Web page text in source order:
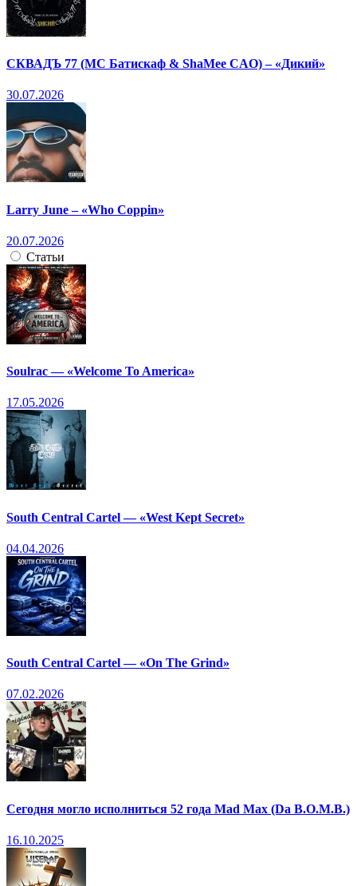
СКВАДЪ 77 (МС Батискаф & ShaMee CAO) – «Дикий»
30.07.2026
Larry June – «Who Coppin»
20.07.2026
Статьи
Soulrac — «Welcome To America»
17.05.2026
South Central Cartel — «West Kept Secret»
04.04.2026
South Central Cartel — «On The Grind»
07.02.2026
Сегодня могло исполниться 52 года Mad Max (Da B.O.M.B.)
16.10.2025